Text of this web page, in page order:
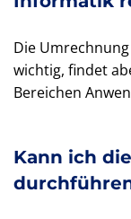
Die
wichtig, findet
Bereichen
Kann ich